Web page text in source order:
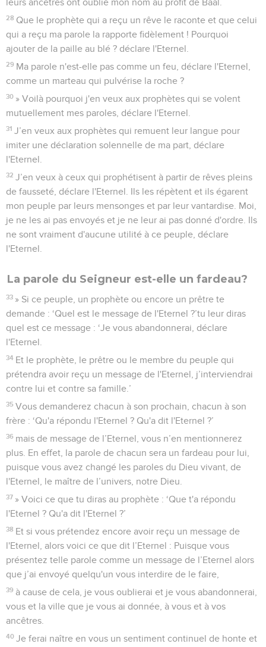
leurs ancêtres ont oublié mon nom au profit de Baal.
28 Que le prophète qui a reçu un rêve le raconte et que celui
qui a reçu ma parole la rapporte fidèlement ! Pourquoi
ajouter de la paille au blé ? déclare l'Eternel.
29 Ma parole n'est-elle pas comme un feu, déclare l'Eternel,
comme un marteau qui pulvérise la roche ?
30 » Voilà pourquoi j'en veux aux prophètes qui se volent
mutuellement mes paroles, déclare l'Eternel.
31 J’en veux aux prophètes qui remuent leur langue pour
imiter une déclaration solennelle de ma part, déclare
l'Eternel.
32 J’en veux à ceux qui prophétisent à partir de rêves pleins
de fausseté, déclare l'Eternel. Ils les répètent et ils égarent
mon peuple par leurs mensonges et par leur vantardise. Moi,
je ne les ai pas envoyés et je ne leur ai pas donné d'ordre. Ils
ne sont vraiment d'aucune utilité à ce peuple, déclare
l'Eternel.
La parole du Seigneur est-elle un fardeau?
33 » Si ce peuple, un prophète ou encore un prêtre te
demande : ‘Quel est le message de l'Eternel ?’tu leur diras
quel est ce message : ‘Je vous abandonnerai, déclare
l'Eternel.
34 Et le prophète, le prêtre ou le membre du peuple qui
prétendra avoir reçu un message de l'Eternel, j’interviendrai
contre lui et contre sa famille.’
35 Vous demanderez chacun à son prochain, chacun à son
frère : ‘Qu'a répondu l'Eternel ? Qu'a dit l'Eternel ?’
36 mais de message de l’Eternel, vous n’en mentionnerez
plus. En effet, la parole de chacun sera un fardeau pour lui,
puisque vous avez changé les paroles du Dieu vivant, de
l'Eternel, le maître de l’univers, notre Dieu.
37 » Voici ce que tu diras au prophète : ‘Que t'a répondu
l'Eternel ? Qu'a dit l'Eternel ?’
38 Et si vous prétendez encore avoir reçu un message de
l'Eternel, alors voici ce que dit l’Eternel : Puisque vous
présentez telle parole comme un message de l’Eternel alors
que j’ai envoyé quelqu'un vous interdire de le faire,
39 à cause de cela, je vous oublierai et je vous abandonnerai,
vous et la ville que je vous ai donnée, à vous et à vos
ancêtres.
40 Je ferai naître en vous un sentiment continuel de honte et